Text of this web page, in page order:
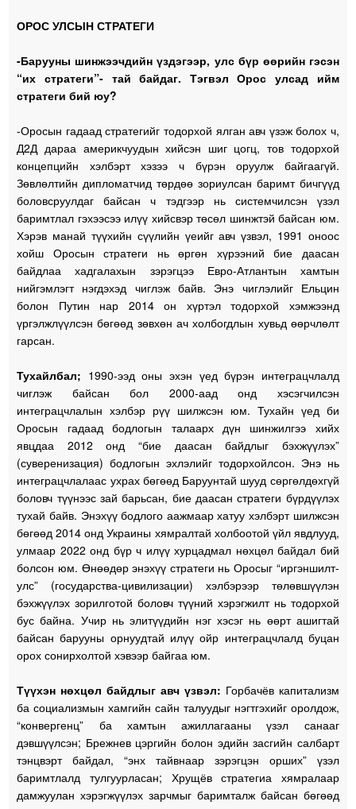
ОРОС УЛСЫН СТРАТЕГИ
-Барууны шинжээчдийн үздэгээр, улс бүр өөрийн гэсэн
“их стратеги”- тай байдаг. Тэгвэл Орос улсад ийм
стратеги бий юу?
-Оросын гадаад стратегийг тодорхой ялган авч үзэж болох ч,
Д2Д дараа америкчуудын хийсэн шиг цогц, тов тодорхой
концепцийн хэлбэрт хэзээ ч бүрэн оруулж байгаагүй.
Зөвлөлтийн дипломатчид төрдөө зориулсан баримт бичгүүд
боловсруулдаг байсан ч тэдгээр нь системчилсэн үзэл
баримтлал гэхээсээ илүү хийсвэр төсөл шинжтэй байсан юм.
Хэрэв манай түүхийн сүүлийн үеийг авч үзвэл, 1991 оноос
хойш Оросын стратеги нь өргөн хүрээний бие даасан
байдлаа хадгалахын зэрэгцээ Евро-Атлантын хамтын
нийгэмлэгт нэгдэхэд чиглэж байв. Энэ чиглэлийг Ельцин
болон Путин нар 2014 он хүртэл тодорхой хэмжээнд
үргэлжлүүлсэн бөгөөд зөвхөн ач холбогдлын хувьд өөрчлөлт
гарсан.
Тухайлбал; 1990-ээд оны эхэн үед бүрэн интеграцчлалд
чиглэж байсан бол 2000-аад онд хэсэгчилсэн
интеграцчлалын хэлбэр рүү шилжсэн юм. Тухайн үед би
Оросын гадаад бодлогын талаарх дүн шинжилгээ хийх
явцдаа 2012 онд “бие даасан байдлыг бэхжүүлэх”
(суверенизация) бодлогын эхлэлийг тодорхойлсон. Энэ нь
интеграцчлалаас ухрах бөгөөд Баруунтай шууд сөргөлдөхгүй
боловч түүнээс зай барьсан, бие даасан стратеги бүрдүүлэх
тухай байв. Энэхүү бодлого аажмаар хатуу хэлбэрт шилжсэн
бөгөөд 2014 онд Украины хямралтай холбоотой үйл явдлууд,
улмаар 2022 онд бүр ч илүү хурцадмал нөхцөл байдал бий
болсон юм. Өнөөдөр энэхүү стратеги нь Оросыг “иргэншилт-
улс” (государства-цивилизации) хэлбэрээр төлөвшүүлэн
бэхжүүлэх зорилготой боловч түүний хэрэгжилт нь тодорхой
бус байна. Учир нь элитүүдийн нэг хэсэг нь өөрт ашигтай
байсан барууны орнуудтай илүү ойр интеграцчлалд буцан
орох сонирхолтой хэвээр байгаа юм.
Түүхэн нөхцөл байдлыг авч үзвэл: Горбачёв капитализм
ба социализмын хамгийн сайн талуудыг нэгтгэхийг оролдож,
“конвергенц” ба хамтын ажиллагааны үзэл санааг
дэвшүүлсэн; Брежнев цэргийн болон эдийн засгийн салбарт
тэнцвэрт байдал, “энх тайвнаар зэрэгцэн орших” үзэл
баримтлалд тулгуурласан; Хрущёв стратегиа хямралаар
дамжуулан хэрэгжүүлэх зарчмыг баримталж байсан бөгөөд